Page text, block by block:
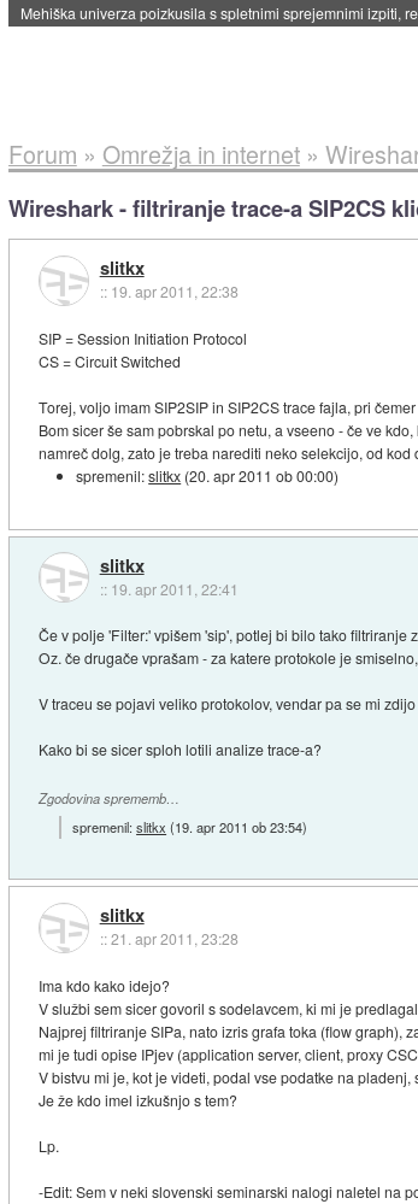
Evropska vesoljska agencija razvija svojo raketo za
Forum » Omrežja in internet»
Wireshark - filtriranje trace-a SIP2CS
slitkx
:: 19. apr 2011, 22:38
SIP = Session Initiation Protocol
CS = Circuit Switched
Torej, voljo imam SIP2SIP in SIP2CS trace fajla, pri
Bom sicer še sam pobrskal po netu, a vseeno - če ve
namreč dolg, zato je treba narediti neko selekcijo, od kod
spremenil:slitkx (20. apr 2011 ob 00:00)
slitkx
:: 19. apr 2011, 22:41
Če v polje 'Filter:' vpišem 'sip', potlej bi bilo tako filtriranje
Oz. če drugače vprašam - za katere protokole je
V traceu se pojavi veliko protokolov, vendar pa se mi
Kako bi se sicer sploh lotili analize trace-a?
Zgodovina sprememb…
spremenil:slitkx (19. apr 2011 ob 23:54)
slitkx
::21. apr 2011, 23:28
Ima kdo kako idejo?
V službi sem sicer govoril s sodelavcem, ki mi je
Najprej filtriranje SIPa, nato izris grafa toka (flow graph),
mi je tudi opise IPjev (application server, client, proxy
V bistvu mi je, kot je videti, podal vse podatke na
Je že kdo imel izkušnjo s tem?
Lp.
-Edit: Sem v neki slovenski seminarski nalogi naletel na